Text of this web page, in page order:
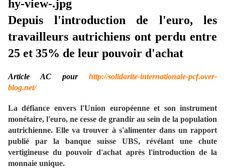
Depuis l'introduction de l'euro, les
travailleurs autrichiens ont perdu entre
25 et 35% de leur pouvoir d'achat
Article AC pour http://solidarite-internationale-pcf.over-
blog.net/
La défiance envers l'Union européenne et son instrument
monétaire, l'euro, ne cesse de grandir au sein de la population
autrichienne. Elle va trouver à s'alimenter dans un rapport
publié par la banque suisse UBS, révélant une chute
vertigineuse du pouvoir d'achat après l'introduction de la
monnaie unique.